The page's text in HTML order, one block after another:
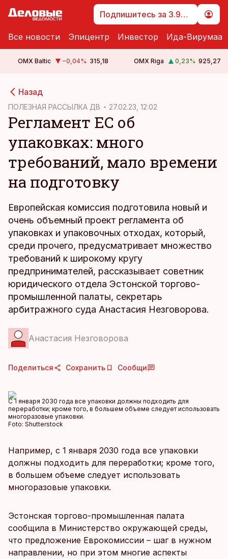
Подпишитесь за 3.99 €
Все новости Эпицентр Инвестор Ида-Вирумаа
OMX Baltic −0,04% 315,18 OMX Riga 0,23% 925,27
Назад
ПОЛЕЗНАЯ РАССЫЛКА ДВ 27.02.23, 12:02
Регламент ЕС об
упаковках: много
требований, мало времени
на подготовку
Европейская комиссия подготовила новый и
очень объемный проект регламента об
упаковках и упаковочных отходах, который,
среди прочего, предусматривает множество
требований к широкому кругу
предпринимателей, рассказывает советник
юридического отдела Эстонской торгово-
промышленной палаты, секретарь
арбитражного суда Анастасия Незговорова.
Анастасия Незговорова
Поделиться Сохранить Сообщи
C 1 января 2030 года все упаковки должны подходить для
переработки; кроме того, в большем объеме следует использовать
многоразовые упаковки.
Foto: Shutterstock
Например, с 1 января 2030 года все упаковки
должны подходить для переработки; кроме того,
в большем объеме следует использовать
многоразовые упаковки.
Эстонская торгово-промышленная палата
сообщила в Министерство окружающей среды,
что предложение Еврокомиссии – шаг в нужном
направлении, но при этом многие аспекты